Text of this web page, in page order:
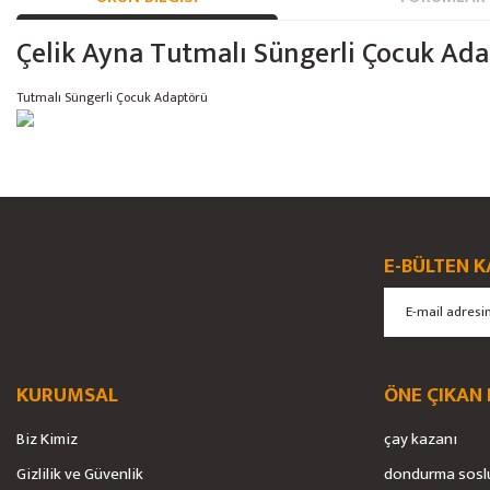
Çelik Ayna Tutmalı Süngerli Çocuk
Tutmalı Süngerli Çocuk Adaptörü
Görüş ve önerileriniz için teşekkür ederiz.
E-BÜLTEN
KURUMSAL
Biz Kimiz
Gizlilik ve Güvenlik
ÖNE ÇIKAN
çay kazanı
dondurma